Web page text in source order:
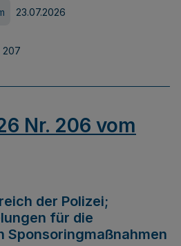
23.07.2026
207
Nr. 206 vom
der Polizei;
für die
Sponsoringmaßnahmen